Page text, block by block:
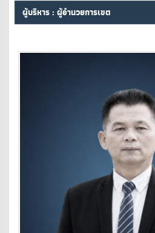
ผู้บริหาร : ผู้อำนวยการเขต